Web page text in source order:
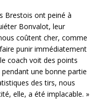
Brestois ont peiné à
Bonvalot, leur
coûtent cher, comme
punir immédiatement
coach voit des points
une bonne partie
des tirs, nous
elle, a été implacable. »